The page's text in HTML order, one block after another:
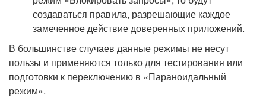
создаваться правила, разрешающие каждое
замеченное действие доверенных приложений.
В большинстве случаев данные режимы не несут
пользы и применяются только для тестирования или
подготовки к переключению в «Параноидальный
режим».